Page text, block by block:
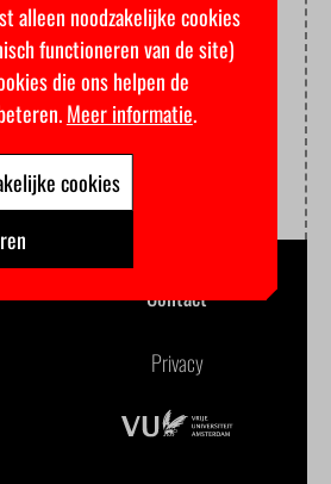
Contact
Privacy
alleen noodzakelijke cookies
functioneren van de site)
die ons helpen de
Meer informatie.
cookies